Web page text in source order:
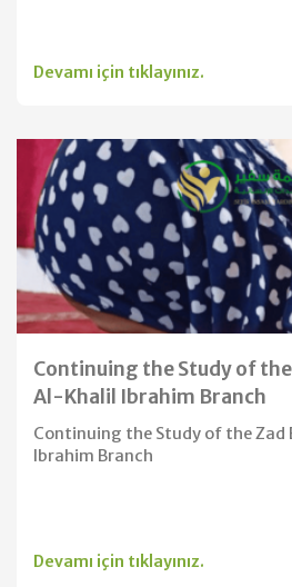
Devamı için tıklayınız.
Continuing the Study of
Al-Khalil Ibrahim Branch
Continuing the Study of the Zad
Ibrahim Branch
Devamı için tıklayınız.